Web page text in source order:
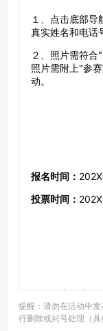
提醒：请勿在活动中
行删除或封号处理（